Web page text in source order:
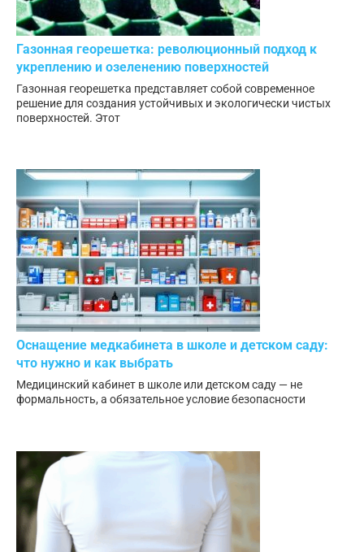
Газонная георешетка: революционный подход к
укреплению и озеленению поверхностей
Газонная георешетка представляет собой современное
решение для создания устойчивых и экологически чистых
поверхностей. Этот
Оснащение медкабинета в школе и детском саду:
что нужно и как выбрать
Медицинский кабинет в школе или детском саду — не
формальность, а обязательное условие безопасности